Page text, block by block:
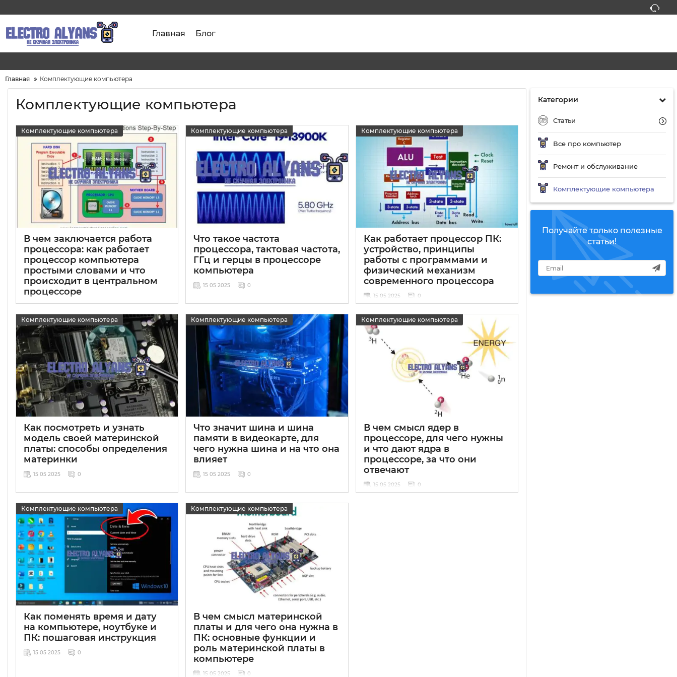
Главная Блог
Главная Комплектующие компьютера
Категории
Статьи
Все про компьютер
Ремонт и обслуживание
Комплектующие компьютера
Получайте только полезные
статьи!
Комплектующие компьютера
Комплектующие компьютера
В чем заключается работа
процессора: как работает
процессор компьютера
простыми словами и что
происходит в центральном
процессоре
Комплектующие компьютера
Что такое частота
процессора, тактовая частота,
ГГц и герцы в процессоре
компьютера
15 05 2025 0
Комплектующие компьютера
Как работает процессор ПК:
устройство, принципы
работы с программами и
физический механизм
современного процессора
15 05 2025 0
Комплектующие компьютера
Как посмотреть и узнать
модель своей материнской
платы: способы определения
материнки
15 05 2025 0
Комплектующие компьютера
Что значит шина и шина
памяти в видеокарте, для
чего нужна шина и на что она
влияет
15 05 2025 0
Комплектующие компьютера
В чем смысл ядер в
процессоре, для чего нужны
и что дают ядра в
процессоре, за что они
отвечают
15 05 2025 0
Комплектующие компьютера
Как поменять время и дату
на компьютере, ноутбуке и
ПК: пошаговая инструкция
15 05 2025 0
Комплектующие компьютера
В чем смысл материнской
платы и для чего она нужна в
ПК: основные функции и
роль материнской платы в
компьютере
15 05 2025 0